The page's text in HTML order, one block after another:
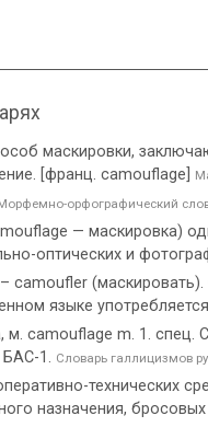
маскировки,
[франц. camouflage]
орфографический
— маскировка)
оптических и
camoufler
языке
camouflage m. 1. спец.
1. Словарь галлицизмов
технических
назначения,